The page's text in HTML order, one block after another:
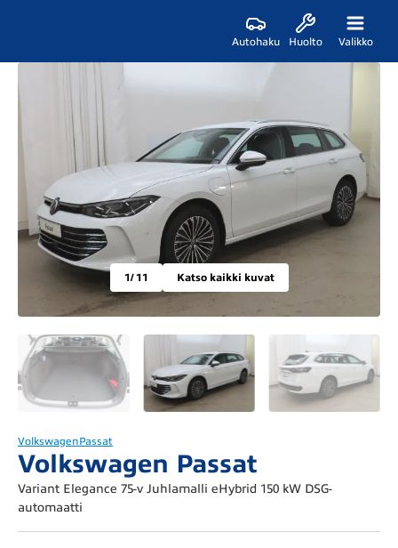
Autohaku Huolto Valikko
1/ 11 Katso kaikki kuvat
VolkswagenPassat
Volkswagen Passat
Variant Elegance 75-v Juhlamalli eHybrid 150 kW DSG-
automaatti